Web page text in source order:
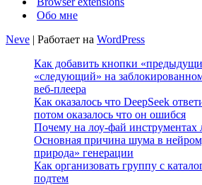
Обо мне
Neve | Работает на WordPress
Как добавить кнопки
«следующий» на
веб‑плеера
Как оказалось что DeepSeek
потом оказалось что он ошибся
Почему на лоу-фай инструментах
Основная причина шума в
природа» генерации
Как организовать группу с
подтем